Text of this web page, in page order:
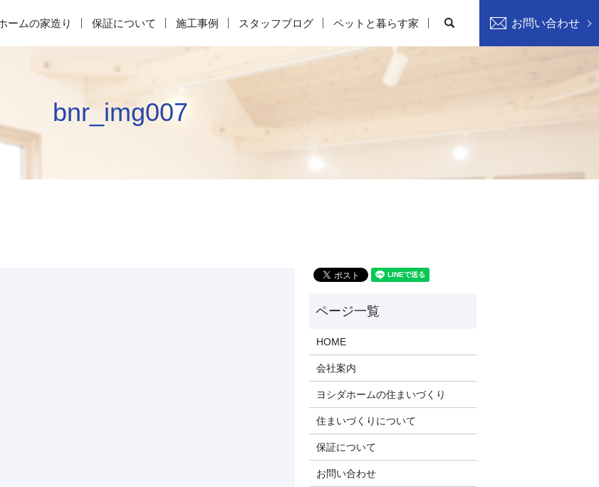
ームの家造り 保証について 施工事例 スタッフブログ ペットと暮らす家 お問い合わせ
search
bnr_img007
HOME
会社案内
ヨシダホームの住まいづくり
住まいづくりについて
保証について
お問い合わせ